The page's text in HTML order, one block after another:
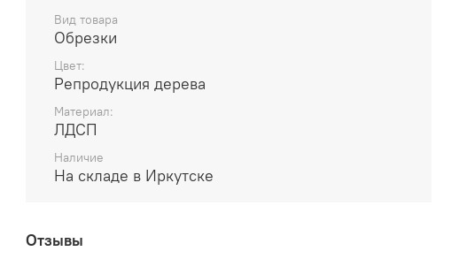
Вид товара
Обрезки
Цвет:
Репродукция дерева
Материал:
ЛДСП
Наличие
На складе в Иркутске
Отзывы